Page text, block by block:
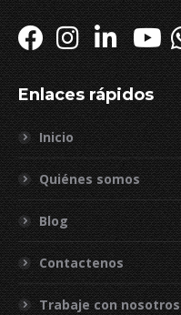
Enlaces rápidos
Inicio
Quiénes somos
Blog
Contactenos
Trabaje con nosotros